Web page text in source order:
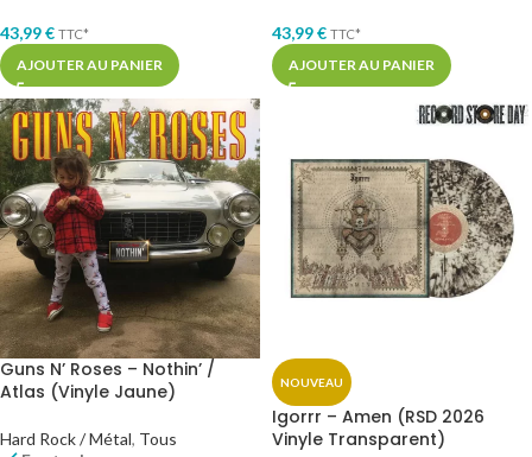
43,99€ TTC*
AJOUTER AU PANIER
43,99€ TTC*
AJOUTER AU PANIER
Guns N’ Roses – Nothin’ /
Atlas (Vinyle Jaune)
Hard Rock / Métal, Tous
NOUVEAU
Igorrr – Amen (RSD 2026
Vinyle Transparent)